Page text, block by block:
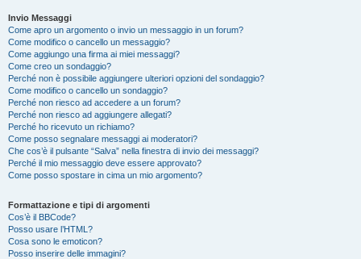
Invio Messaggi
Come apro un argomento o invio un messaggio in un forum?
Come modifico o cancello un messaggio?
Come aggiungo una firma ai miei messaggi?
Come creo un sondaggio?
Perché non è possibile aggiungere ulteriori opzioni del sondaggio?
Come modifico o cancello un sondaggio?
Perché non riesco ad accedere a un forum?
Perché non riesco ad aggiungere allegati?
Perché ho ricevuto un richiamo?
Come posso segnalare messaggi ai moderatori?
Che cos’è il pulsante “Salva” nella finestra di invio dei messaggi?
Perché il mio messaggio deve essere approvato?
Come posso spostare in cima un mio argomento?
Formattazione e tipi di argomenti
Cos’è il BBCode?
Posso usare l’HTML?
Cosa sono le emoticon?
Posso inserire delle immagini?